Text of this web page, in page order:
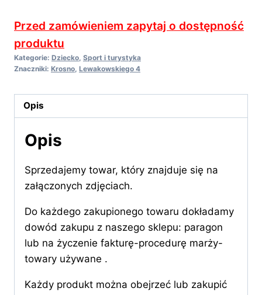
Przed zamówieniem zapytaj o dostępność
produktu
Kategorie: Dziecko Sport i turystyka
Znaczniki: Krosno Lewakowskiego 4
Opis
Opis
Sprzedajemy towar, który znajduje się na
załączonych zdjęciach.
Do każdego zakupionego towaru dokładamy
dowód zakupu z naszego sklepu: paragon
lub na życzenie fakturę-procedurę marży-
towary używane .
Każdy produkt można obejrzeć lub zakupić